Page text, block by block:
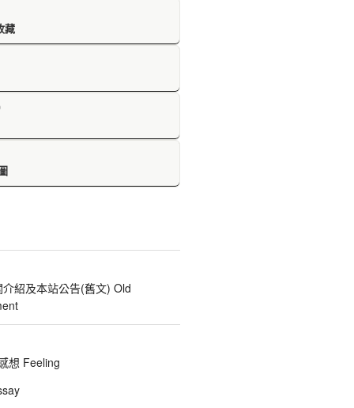
藏
紹及本站公告(舊文) Old
想 Feeling